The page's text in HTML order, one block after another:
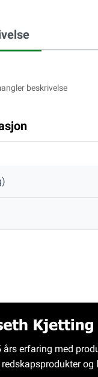
beskrivelse
års erfaring med